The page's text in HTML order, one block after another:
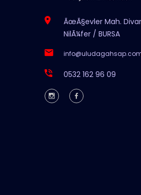
ÃœÃ§evler Mah.
NilÃ¼fer / BURSA
0532 162 96 09